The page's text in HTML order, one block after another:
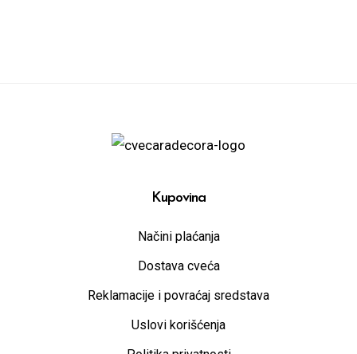
Kupovina
Načini plaćanja
Dostava cveća
Reklamacije i povraćaj sredstava
Uslovi korišćenja